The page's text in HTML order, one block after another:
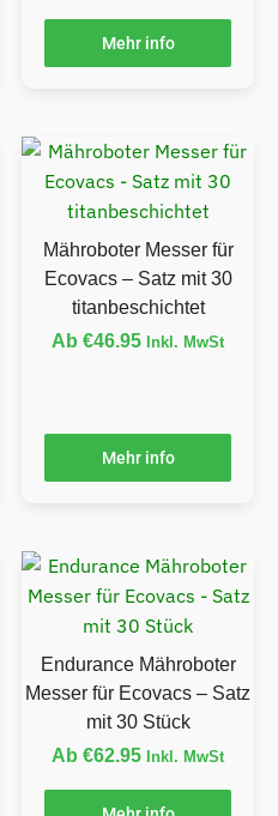
Mehr info
Mähroboter Messer für
Ecovacs – Satz mit 30
titanbeschichtet
Ab €46.95 Inkl. MwSt
Mehr info
Endurance Mähroboter
Messer für Ecovacs – Satz
mit 30 Stück
Ab €62.95 Inkl. MwSt